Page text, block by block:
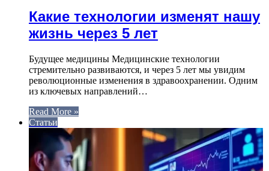
Какие технологии изменят нашу
жизнь через 5 лет
Будущее медицины Медицинские технологии
стремительно развиваются, и через 5 лет мы увидим
революционные изменения в здравоохранении. Одним
из ключевых направлений…
Read More »
Статьи